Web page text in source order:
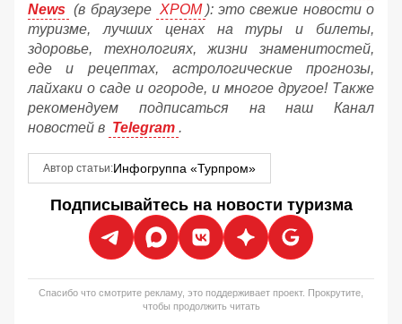
News (в браузере ХРОМ ): это свежие новости о
туризме, лучших ценах на туры и билеты,
здоровье, технологиях, жизни знаменитостей,
еде и рецептах, астрологические прогнозы,
лайхаки о саде и огороде, и многое другое! Также
рекомендуем подписаться на наш Канал
новостей в Telegram .
Автор статьи:Инфогруппа «Турпром»
Подписывайтесь на новости туризма
Спасибо что смотрите рекламу, это поддерживает проект. Прокрутите,
чтобы продолжить читать